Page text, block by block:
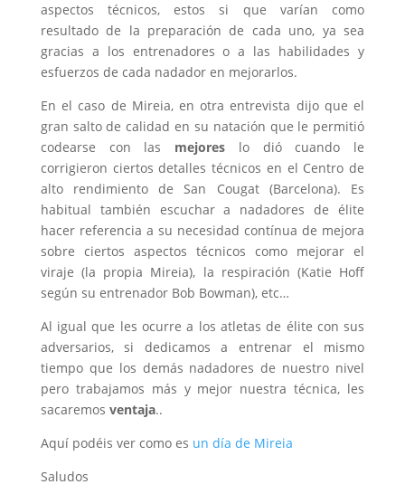
aspectos técnicos, estos si que varían como
resultado de la preparación de cada uno, ya sea
gracias a los entrenadores o a las habilidades y
esfuerzos de cada nadador en mejorarlos.
En el caso de Mireia, en otra entrevista dijo que el
gran salto de calidad en su natación que le permitió
codearse con las mejores lo dió cuando le
corrigieron ciertos detalles técnicos en el Centro de
alto rendimiento de San Cougat (Barcelona). Es
habitual también escuchar a nadadores de élite
hacer referencia a su necesidad contínua de mejora
sobre ciertos aspectos técnicos como mejorar el
viraje (la propia Mireia), la respiración (Katie Hoff
según su entrenador Bob Bowman), etc…
Al igual que les ocurre a los atletas de élite con sus
adversarios, si dedicamos a entrenar el mismo
tiempo que los demás nadadores de nuestro nivel
pero trabajamos más y mejor nuestra técnica, les
sacaremos ventaja..
Aquí podéis ver como es un día de Mireia
Saludos